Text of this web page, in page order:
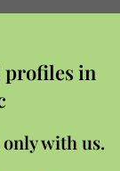
profiles in
with us.